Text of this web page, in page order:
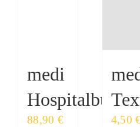
medi
Hospitalbutler
88,90 € 4,50